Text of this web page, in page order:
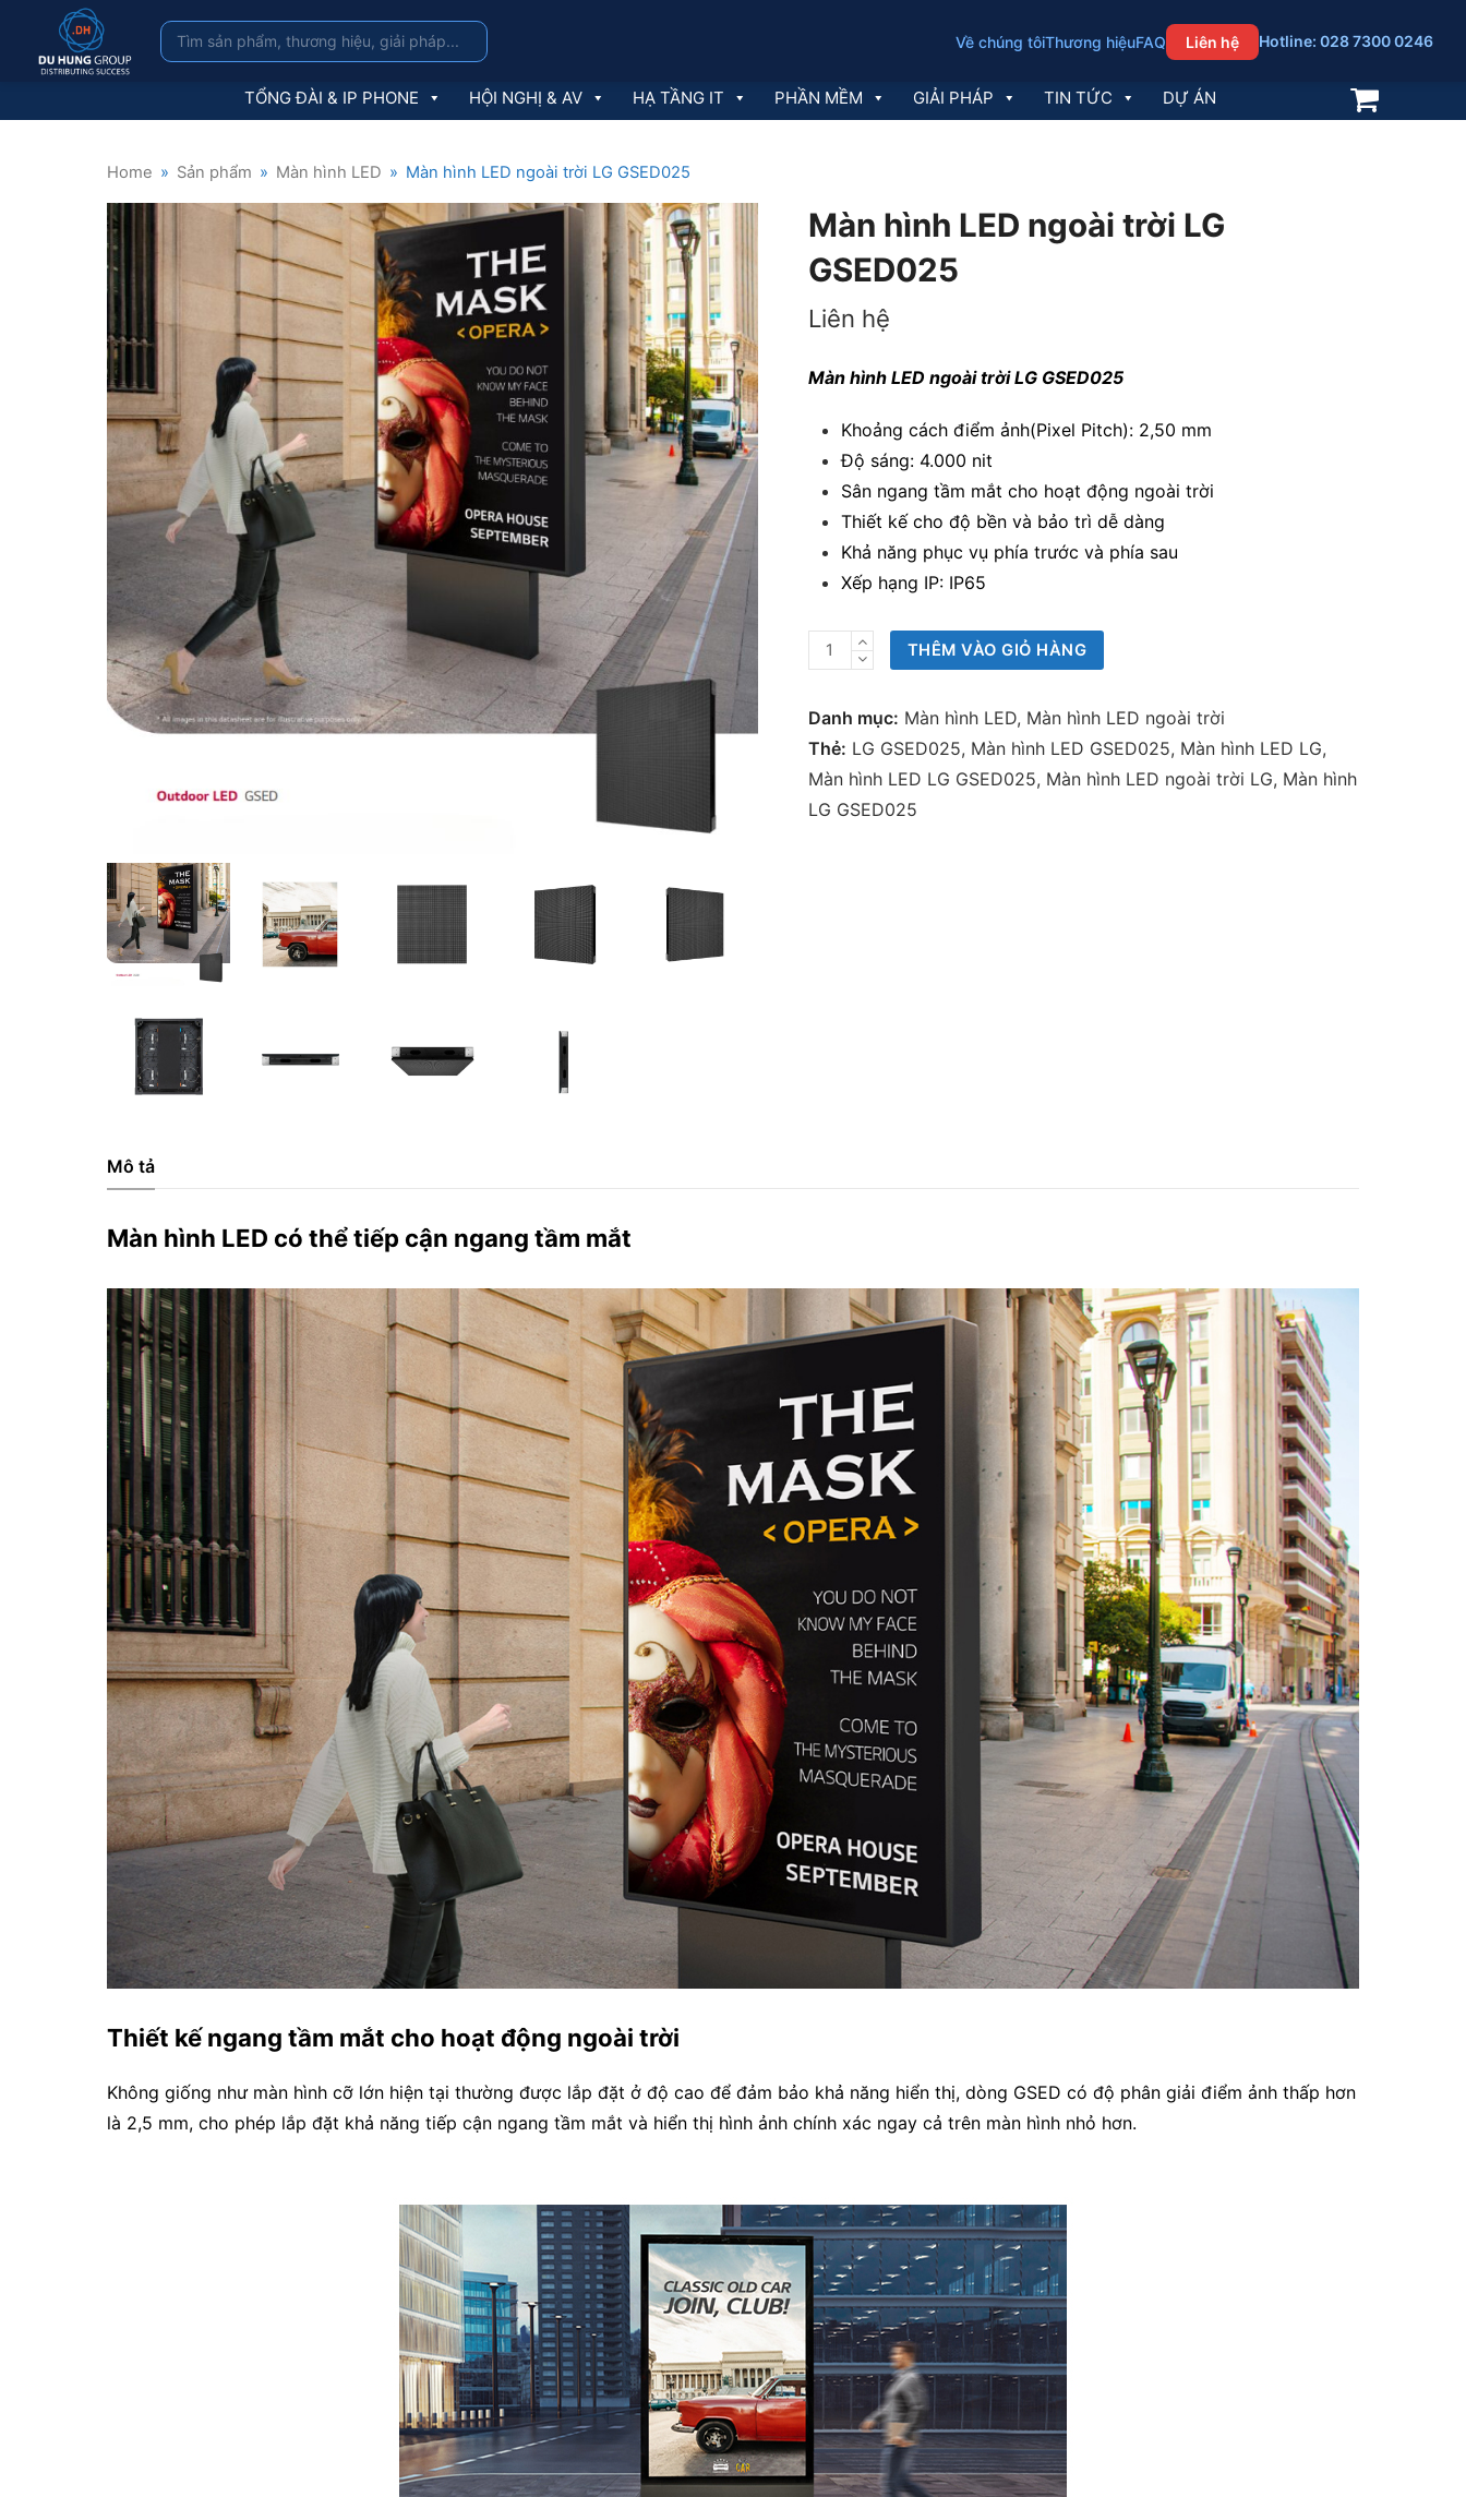
Về chúng tôiThương hiệuFAQ Liên hệ Hotline: 028 7300 0246
TỔNG ĐÀI & IP PHONE HỘI NGHỊ & AV HẠ TẦNG IT PHẦN MỀM GIẢI PHÁP TIN TỨC DỰ ÁN
Home » Sản phẩm » Màn hình LED » Màn hình LED ngoài trời LG GSED025
Màn hình LED ngoài trời LG
GSED025
Liên hệ
Màn hình LED ngoài trời LG GSED025
Khoảng cách điểm ảnh(Pixel Pitch): 2,50 mm
Độ sáng: 4.000 nit
Sân ngang tầm mắt cho hoạt động ngoài trời
Thiết kế cho độ bền và bảo trì dễ dàng
Khả năng phục vụ phía trước và phía sau
Xếp hạng IP: IP65
Màn
hình
LED
ngoài
trời
LG
THÊM VÀO GIỎ HÀNG
Danh mục: Màn hình LED, Màn hình LED ngoài trời
Thẻ: LG GSED025, Màn hình LED GSED025, Màn hình LED LG,
Màn hình LED LG GSED025, Màn hình LED ngoài trời LG, Màn hình
LG GSED025
Mô tả
Màn hình LED có thể tiếp cận ngang tầm mắt
Thiết kế ngang tầm mắt cho hoạt động ngoài trời
Không giống như màn hình cỡ lớn hiện tại thường được lắp đặt ở độ cao để đảm bảo khả năng hiển thị, dòng GSED có độ phân giải điểm ảnh thấp hơn
là 2,5 mm, cho phép lắp đặt khả năng tiếp cận ngang tầm mắt và hiển thị hình ảnh chính xác ngay cả trên màn hình nhỏ hơn.